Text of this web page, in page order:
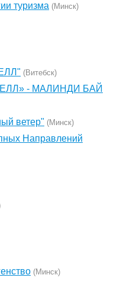
туризма (Минск)
(Витебск)
- МАЛИНДИ БАЙ
ветер" (Минск)
Направлений
(Минск)